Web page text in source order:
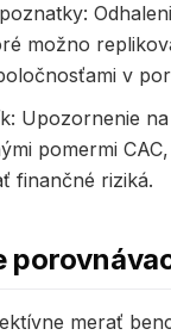
možno
v
Upozornenie
pomermi
finančné riziká.
merať